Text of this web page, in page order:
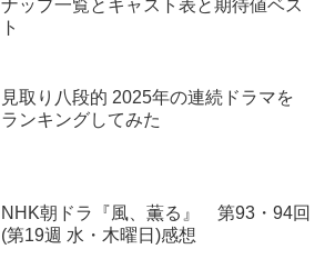
ナップ一覧とキャスト表と期待値ベス
ト
見取り八段的 2025年の連続ドラマを
ランキングしてみた
NHK朝ドラ『風、薫る』 第93・94回
(第19週 水・木曜日)感想